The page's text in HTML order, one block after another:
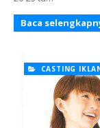
Baca
CASTING